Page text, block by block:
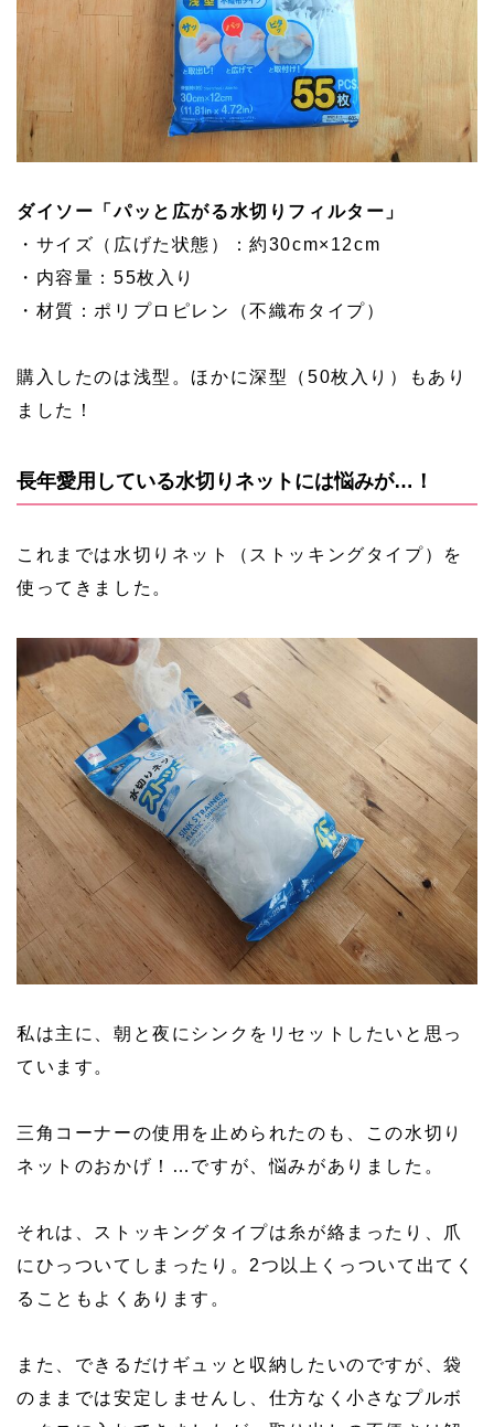
ダイソー「パッと広がる水切りフィルター」
・サイズ（広げた状態）：約30cm×12cm
・内容量：55枚入り
・材質：ポリプロピレン（不織布タイプ）
購入したのは浅型。ほかに深型（50枚入り）もあり
ました！
長年愛用している水切りネットには悩みが…！
これまでは水切りネット（ストッキングタイプ）を
使ってきました。
私は主に、朝と夜にシンクをリセットしたいと思っ
ています。
三角コーナーの使用を止められたのも、この水切り
ネットのおかげ！…ですが、悩みがありました。
それは、ストッキングタイプは糸が絡まったり、爪
にひっついてしまったり。2つ以上くっついて出てく
ることもよくあります。
また、できるだけギュッと収納したいのですが、袋
のままでは安定しませんし、仕方なく小さなプルボ